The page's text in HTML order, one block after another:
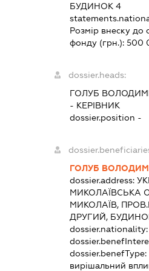
БУДИНОК 4
Розмір внеску до
фонду (грн.): 500
dossier.heads:
ГОЛУБ
- КЕРІВНИК
dossier.position -
ГОЛУБ
dossier.address:
МИКОЛАЇВСЬКА
МИКОЛАЇВ,
ДРУГИЙ,
dossier.nationality:
dossier.benefType:
вирішальний